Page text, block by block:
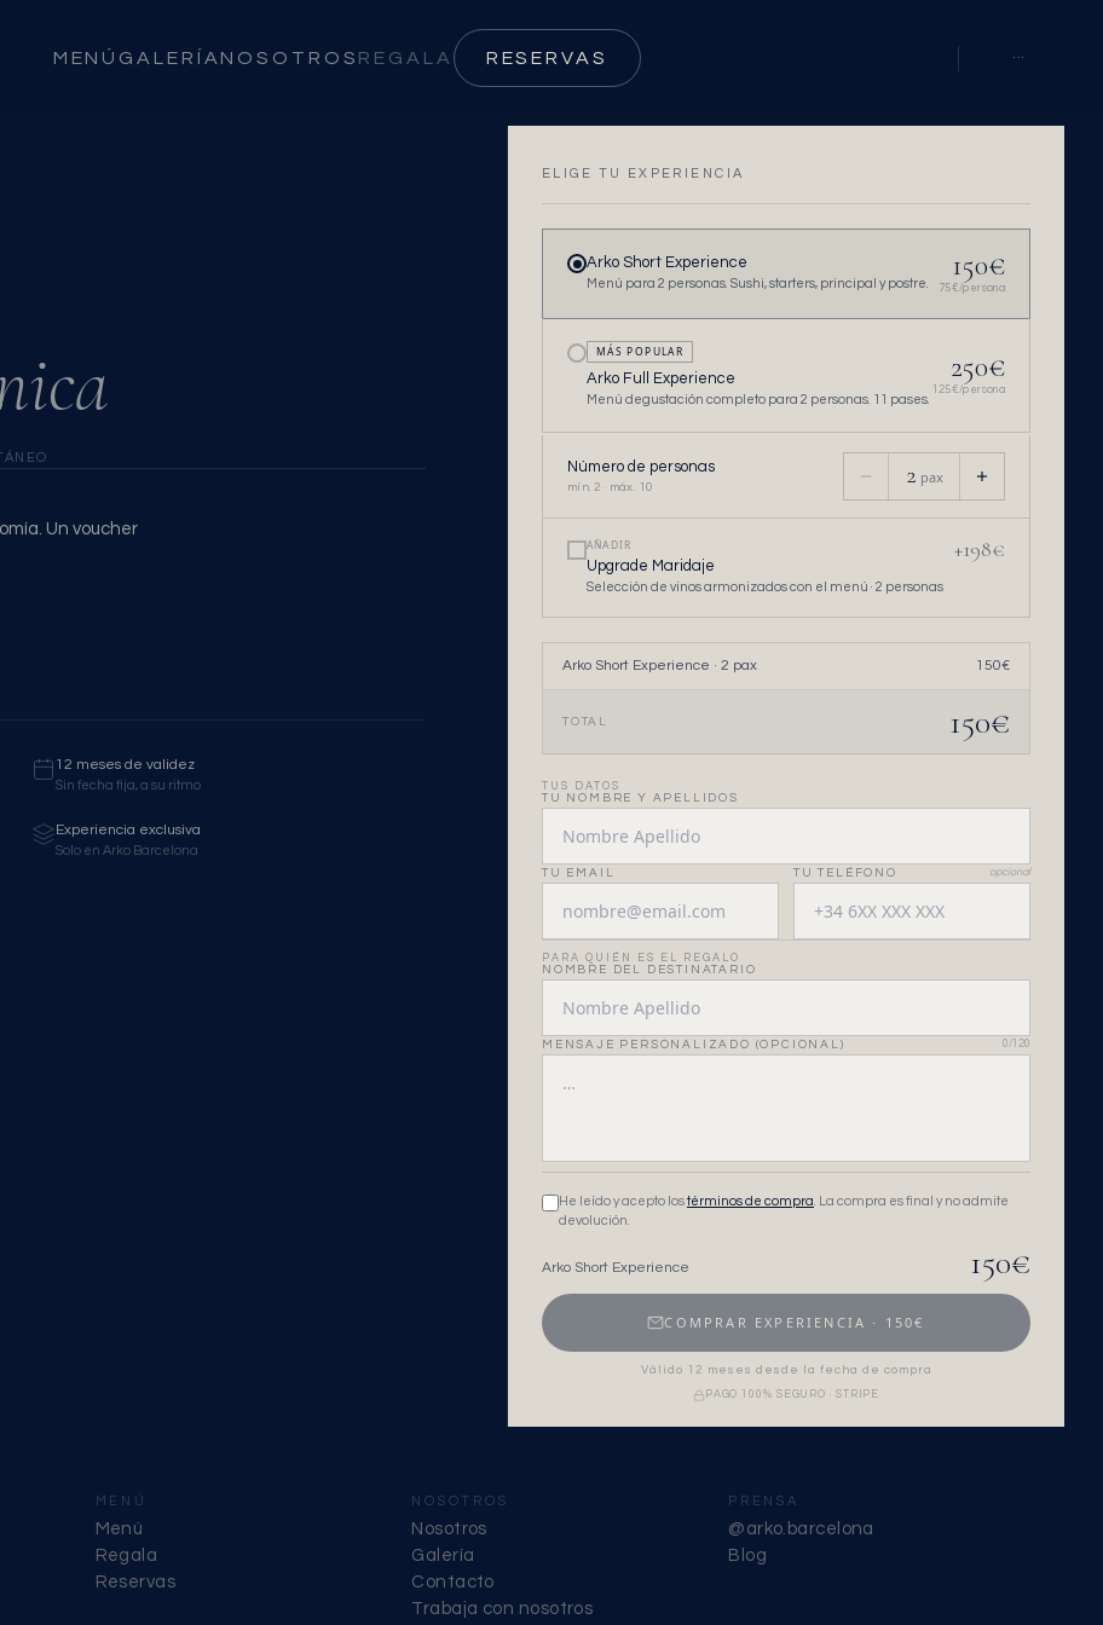
MENÚ GALERÍANOSOTROS REGALA RESERVAS ···
Un voucher
12 meses de validez
Sin fecha fija, a su ritmo
Experiencia exclusiva
Solo en Arko Barcelona
ELIGE TU EXPERIENCIA
Arko Short Experience
Menú para 2 personas. Sushi, starters, principal y postre.
150€
75€/persona
MÁS POPULAR
Arko Full Experience
Menú degustación completo para 2 personas. 11 pases.
250€
125€/persona
Número de personas
mín. 2 · máx. 10 2 pax
AÑADIR
Upgrade Maridaje
Selección de vinos armonizados con el menú · 2 personas
+198€
Arko Short Experience · 2 pax 150€
TOTAL 150€
TUS DATOS
TU NOMBRE Y APELLIDOS
TU EMAIL TU TELÉFONO opcional
PARA QUIÉN ES EL REGALO
NOMBRE DEL DESTINATARIO
MENSAJE PERSONALIZADO (OPCIONAL) 0/120
He leído y acepto lostérminos de compra . La compra es final y no admite
devolución.
Arko Short Experience 150€
COMPRAR EXPERIENCIA · 150€
Válido 12 meses desde la fecha de compra
PAGO 100% SEGURO · STRIPE
MENÚ
Menú
Regala
Reservas
NOSOTROS
Nosotros
Galería
Contacto
Trabaja con nosotros
PRENSA
@arko.barcelona
Blog